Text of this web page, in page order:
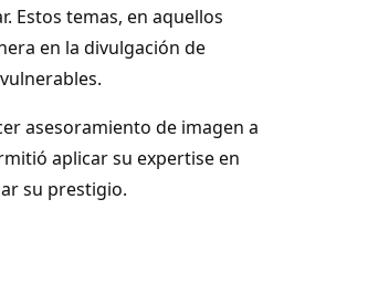
Estos temas, en aquellos
en la divulgación de
asesoramiento de imagen a
aplicar su expertise en
su prestigio.